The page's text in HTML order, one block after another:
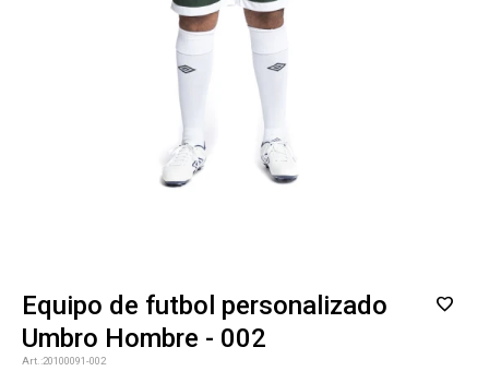
Equipo de futbol personalizado
Umbro Hombre - 002
20100091-002